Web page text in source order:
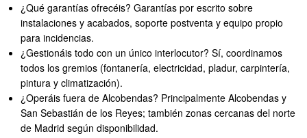
¿Qué garantías ofrecéis? Garantías por escrito sobre
instalaciones y acabados, soporte postventa y equipo propio
para incidencias.
¿Gestionáis todo con un único interlocutor? Sí, coordinamos
todos los gremios (fontanería, electricidad, pladur, carpintería,
pintura y climatización).
¿Operáis fuera de Alcobendas? Principalmente Alcobendas y
San Sebastián de los Reyes; también zonas cercanas del norte
de Madrid según disponibilidad.